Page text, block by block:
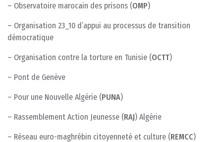
– Observatoire marocain des prisons (OMP)
– Organisation 23_10 d’appui au processus de transition
démocratique
– Organisation contre la torture en Tunisie (OCTT)
– Pont de Genève
– Pour une Nouvelle Algérie (PUNA)
– Rassemblement Action Jeunesse (RAJ) Algérie
– Réseau euro-maghrébin citoyenneté et culture (REMCC)